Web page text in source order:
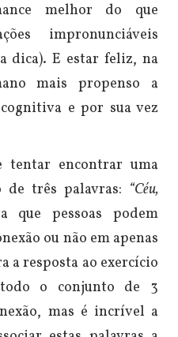
melhor do que
impronunciáveis
dica).E estar feliz, na
mais propenso a
e por sua vez
tentar encontrar uma
de três palavras: “Céu,
que pessoas podem
ou não em apenas
a resposta ao exercício
o conjunto de 3
mas é incrível a